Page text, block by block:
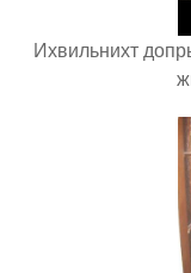
Ихвильнихт